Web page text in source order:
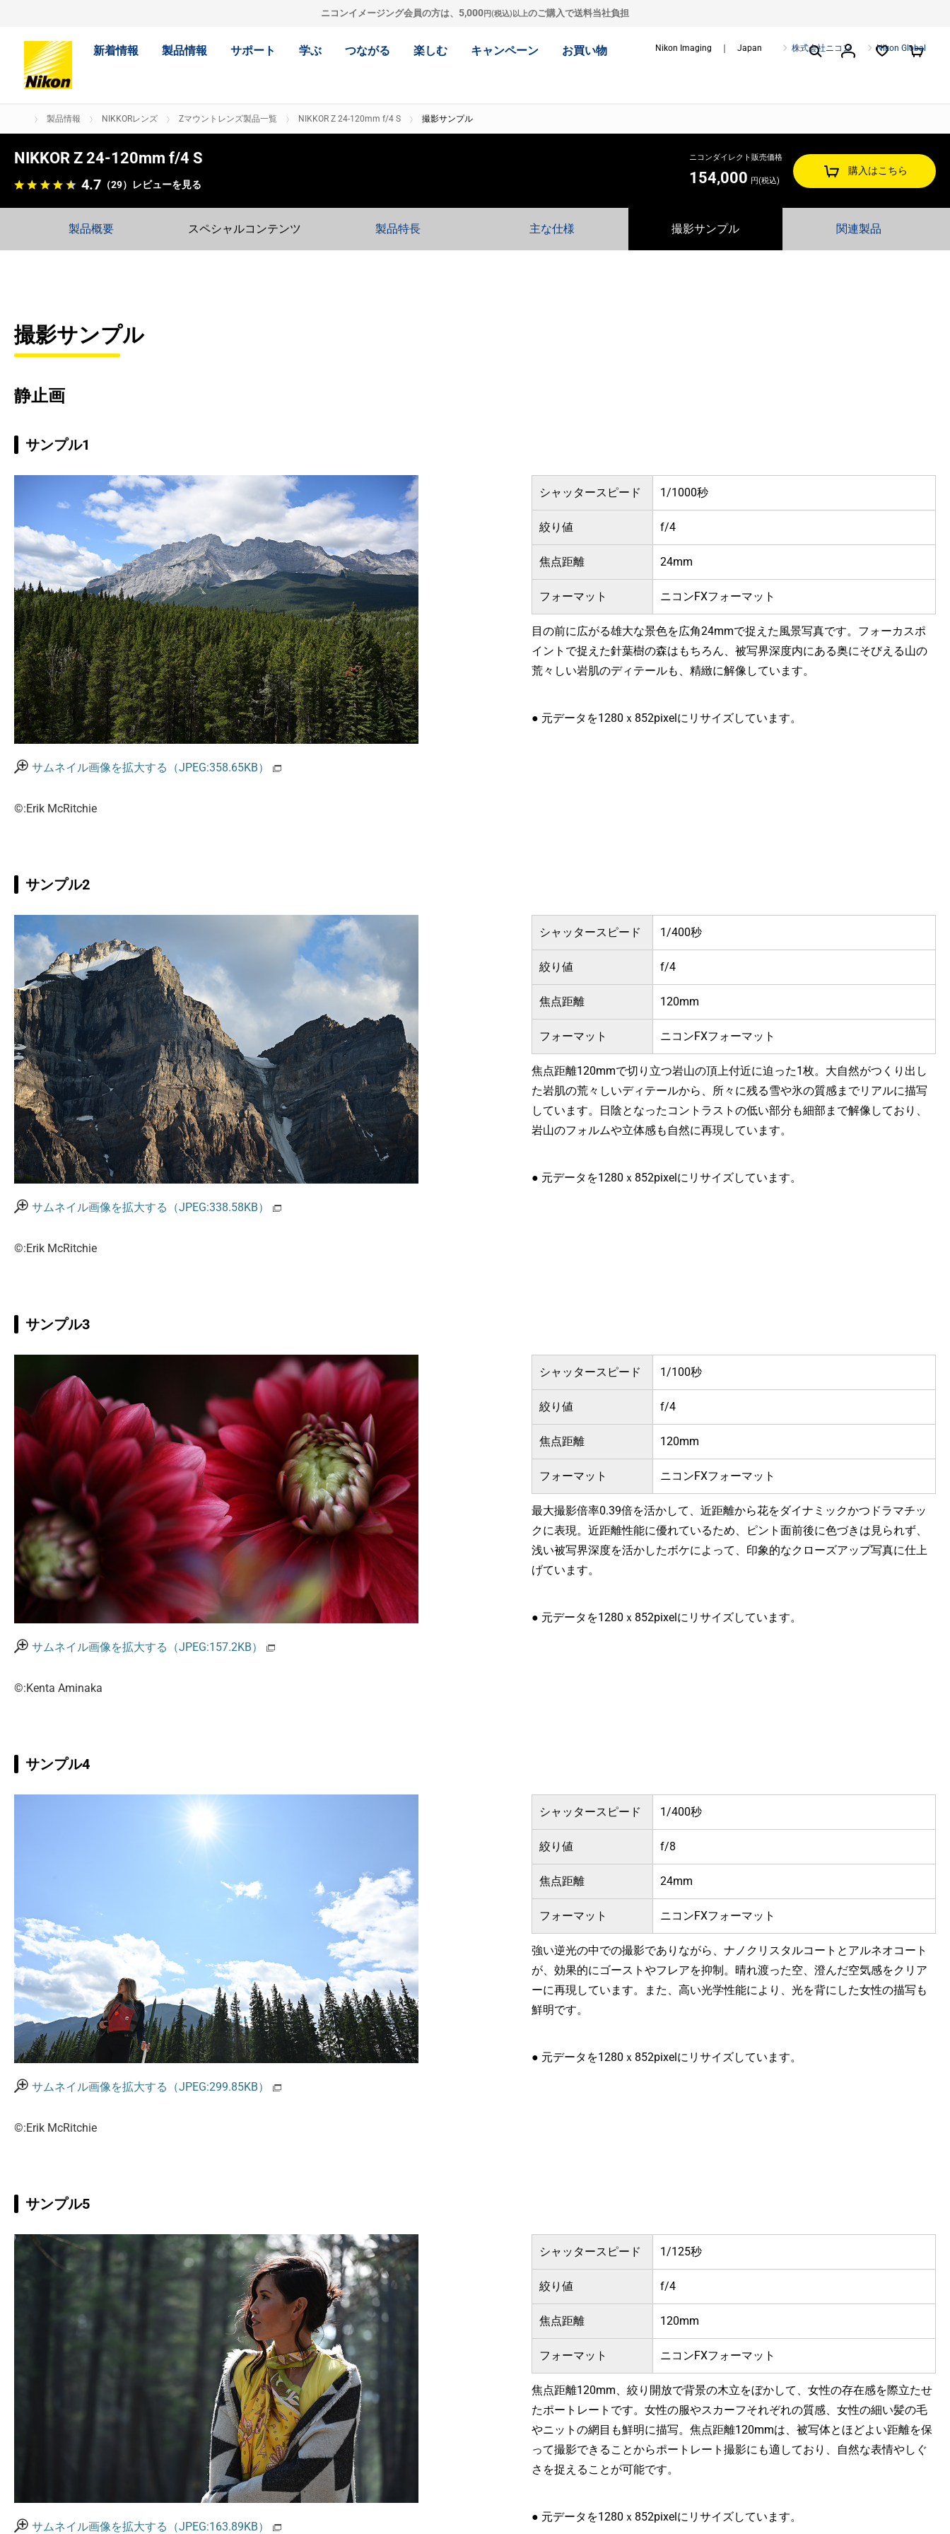
ニコンイメージング会員の方は、 5,000円(税込)以上のご購入で送料当社負担
新着情報 製品情報 サポート 学ぶ つながる 楽しむ キャンペーン お買い物 Nikon Imaging ｜ Japan 株式会社ニコン Nikon Global
製品情報 NIKKORレンズ Zマウントレンズ製品一覧 NIKKOR Z 24-120mm f/4 S 撮影サンプル
NIKKOR Z 24-120mm f/4 S
4.7 （29） レビューを見る
ニコンダイレクト販売価格
154,000 円(税込)
購入はこちら
製品概要 スペシャルコンテンツ 製品特長 主な仕様 撮影サンプル 関連製品
撮影サンプル
静止画
サンプル1
サムネイル画像を拡大する（JPEG:358.65KB）
©:Erik McRitchie
シャッタースピード 1/1000秒
絞り値 f/4
焦点距離 24mm
フォーマット ニコンFXフォーマット
目の前に広がる雄大な景色を広角24mmで捉えた風景写真です。フォーカスポ
イントで捉えた針葉樹の森はもちろん、被写界深度内にある奥にそびえる山の
荒々しい岩肌のディテールも、精緻に解像しています。
● 元データを1280ｘ852pixelにリサイズしています。
サンプル2
サムネイル画像を拡大する（JPEG:338.58KB）
©:Erik McRitchie
シャッタースピード 1/400秒
絞り値 f/4
焦点距離 120mm
フォーマット ニコンFXフォーマット
焦点距離120mmで切り立つ岩山の頂上付近に迫った1枚。大自然がつくり出し
た岩肌の荒々しいディテールから、所々に残る雪や氷の質感までリアルに描写
しています。日陰となったコントラストの低い部分も細部まで解像しており、
岩山のフォルムや立体感も自然に再現しています。
● 元データを1280ｘ852pixelにリサイズしています。
サンプル3
サムネイル画像を拡大する（JPEG:157.2KB）
©:Kenta Aminaka
シャッタースピード 1/100秒
絞り値 f/4
焦点距離 120mm
フォーマット ニコンFXフォーマット
最大撮影倍率0.39倍を活かして、近距離から花をダイナミックかつドラマチッ
クに表現。近距離性能に優れているため、ピント面前後に色づきは見られず、
浅い被写界深度を活かしたボケによって、印象的なクローズアップ写真に仕上
げています。
● 元データを1280ｘ852pixelにリサイズしています。
サンプル4
サムネイル画像を拡大する（JPEG:299.85KB）
©:Erik McRitchie
シャッタースピード 1/400秒
絞り値 f/8
焦点距離 24mm
フォーマット ニコンFXフォーマット
強い逆光の中での撮影でありながら、ナノクリスタルコートとアルネオコート
が、効果的にゴーストやフレアを抑制。晴れ渡った空、澄んだ空気感をクリア
ーに再現しています。また、高い光学性能により、光を背にした女性の描写も
鮮明です。
● 元データを1280ｘ852pixelにリサイズしています。
サンプル5
サムネイル画像を拡大する（JPEG:163.89KB）
シャッタースピード 1/125秒
絞り値 f/4
焦点距離 120mm
フォーマット ニコンFXフォーマット
焦点距離120mm、絞り開放で背景の木立をぼかして、女性の存在感を際立たせ
たポートレートです。女性の服やスカーフそれぞれの質感、女性の細い髪の毛
やニットの網目も鮮明に描写。焦点距離120mmは、被写体とほどよい距離を保
って撮影できることからポートレート撮影にも適しており、自然な表情やしぐ
さを捉えることが可能です。
● 元データを1280ｘ852pixelにリサイズしています。